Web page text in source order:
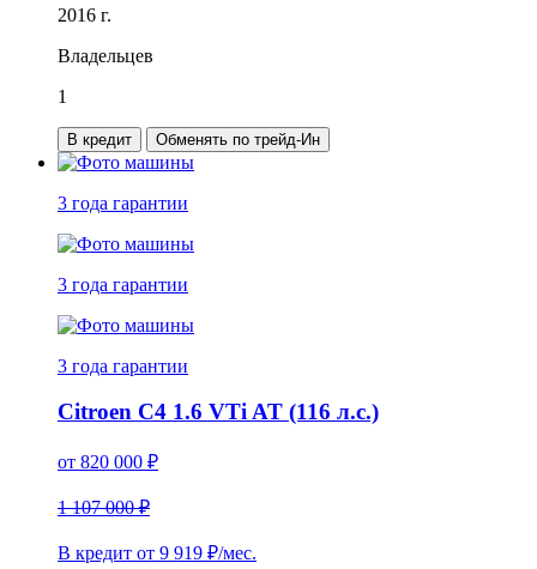
2016 г.
Владельцев
1
В кредит Обменять по трейд-Ин
3 года гарантии
3 года гарантии
3 года гарантии
Citroen C4 1.6 VTi AT (116 л.с.)
от 820 000 ₽
1 107 000 ₽
В кредит от 9 919 ₽/мес.